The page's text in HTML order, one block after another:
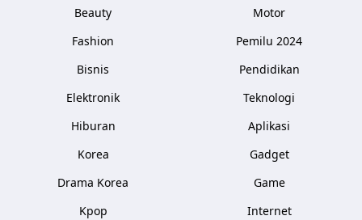
Beauty
Fashion
Bisnis
Elektronik
Hiburan
Korea
Drama Korea
Kpop
Motor
Pemilu 2024
Pendidikan
Teknologi
Aplikasi
Gadget
Game
Internet